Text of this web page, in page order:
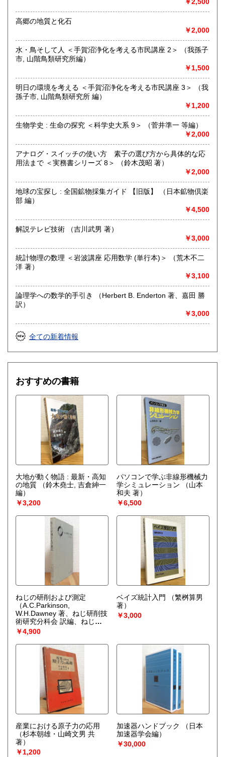
1,450円
沖縄県
メールアドレス【book@koshofujiwarashoten.com】
※販売書籍につきまして【お電話でのお問い合わせ】は、現
(お電話折返しでのご対応となります)
沿線名：JR中央線・総武線・東京メトロ丸ノ内線
営業時間：【事務所営業・通信販売専門 (ご来店不可)】
9:00〜17:00 ※買取・仕入れ等で不在の場合がございます
定休日：水曜日・日曜日・年末年始
自然科学等の学術書・専門書・その他資料買取り致します。
電話・FAX・メール等でお気軽にご相談下さいませ。
出張買取・配送料着払い(当店の支払い)で送って頂くことも
可能でございます。
取り扱い分野
自然科学】
高郷の地質と化石
￥2,000
水・鳥そして人 ＜手賀沼浄化を考える市民講座 2＞ （我孫子
市, 山階鳥類研究所編）
￥1,500
明日の環境を考える ＜手賀沼浄化を考える市民講座 3＞ （我
孫子市, 山階鳥類研究所 編）
￥1,200
生物学史 : 生命の探究 ＜科学史大系 9＞ （菅井準一 等編）
￥2,000
アナログ・スイッチの使い方 素子の選び方から具体的な応
用法まで ＜実務書シリーズ 8＞ （鈴木茂昭 著）
￥2,000
地球の宝探し : 全国鉱物採集ガイド 【旧版】 （日本鉱物倶楽
部 編）
￥4,500
解説テレビ技術 （吉川武男 著）
￥3,000
統計物理の数理 ＜岩波講座 応用数学 (単行本)＞ （荒木不二
洋 著）
￥3,100
論理学への数学的手引き （Herbert B. Enderton 著、嘉田 勝
訳）
￥3,000
全ての新着情報
おすすめの書籍
大地が動く物語 : 最新・高知
の地質
（鈴木堯士, 吉倉紳一
編）
￥3,200
パソコンで学ぶ非線形機械力
学シミュレーション
（山本
和夫 著）
￥6,500
ねじの研削および測定
（A.C.Parkinson,
W.H.Dawney 著、ねじ研削技
術研究分科会 訳編、ねじ技
術研究会監修）
￥4,900
ベイズ統計入門
（繁桝算男
著）
￥3,000
産業における原子力の応用
（杉本朝雄・山崎文男 共
著）
￥1,200
加速器ハンドブック
（日本
加速器学会編）
￥30,000